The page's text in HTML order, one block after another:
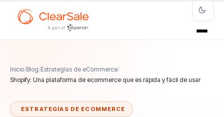
Inicio/Blog/Estrategías de eCommerce/
Shopify: Una plataforma de ecommerce que es rápida y fácil de usar
ESTRATEGÍAS DE ECOMMERCE